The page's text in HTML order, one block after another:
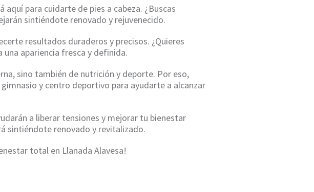
para cuidarte de pies a cabeza. ¿Buscas
sintiéndote renovado y rejuvenecido.
resultados duraderos y precisos. ¿Quieres
apariencia fresca y definida.
sino también de nutrición y deporte. Por eso,
y centro deportivo para ayudarte a alcanzar
a liberar tensiones y mejorar tu bienestar
sintiéndote renovado y revitalizado.
total en Llanada Alavesa!